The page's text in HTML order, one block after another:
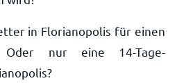
in Florianopolis für einen
Oder nur eine 14-Tage-